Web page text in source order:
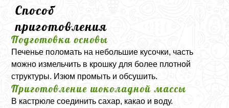
Способ
приготовления
Подготовка основы
Печенье поломать на небольшие кусочки, часть
можно измельчить в крошку для более плотной
структуры. Изюм промыть и обсушить.
Приготовление шоколадной массы
В кастрюле соединить сахар, какао и воду.